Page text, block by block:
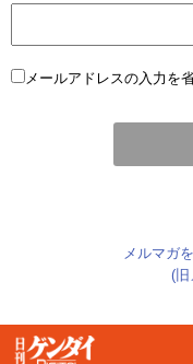
メールアドレスの入力を
メルマガ
(旧